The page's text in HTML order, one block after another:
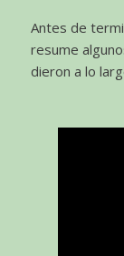
Antes de
resume
dieron a lo